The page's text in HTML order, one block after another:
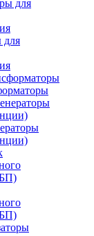
для